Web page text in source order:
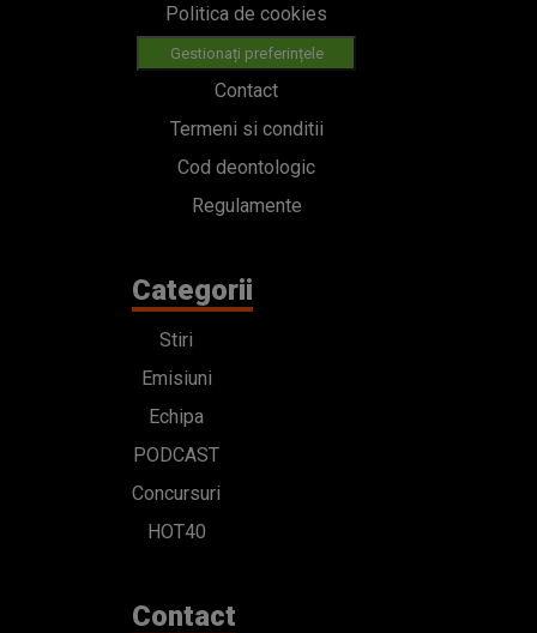
Politica de cookies
Gestionați preferințele
Contact
Termeni si conditii
Cod deontologic
Regulamente
Categorii
Stiri
Emisiuni
Echipa
PODCAST
Concursuri
HOT40
Contact